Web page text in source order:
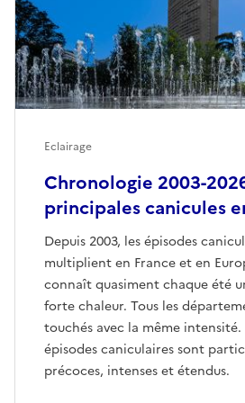
Chronologie 2003-
principales canicules
Depuis 2003, les épisodes
multiplient en France et en
connaît quasiment chaque été
forte chaleur. Tous les
touchés avec la même intensité.
épisodes caniculaires sont
précoces, intenses et étendus.
Eclairage